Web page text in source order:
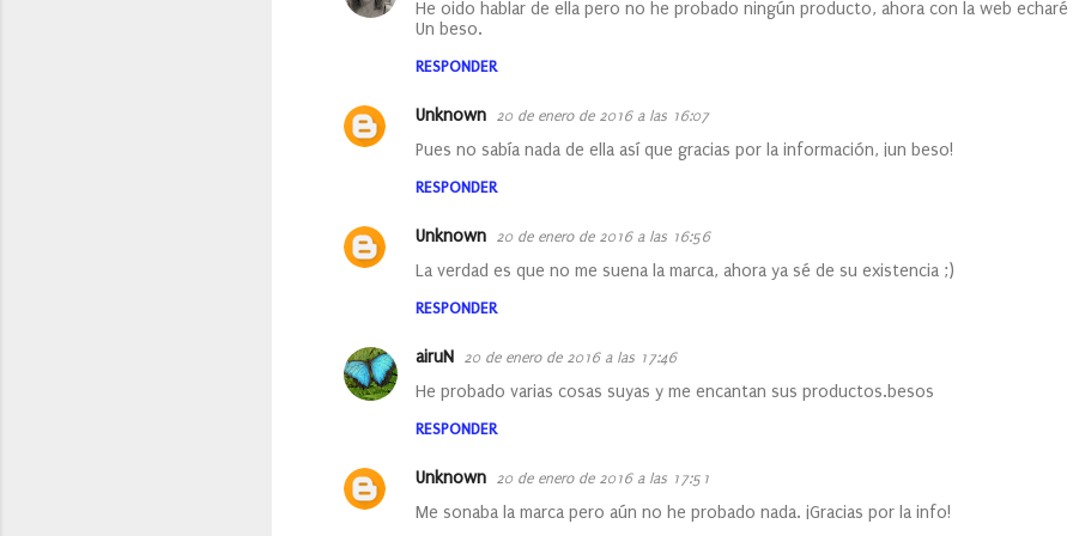
He oido hablar de ella pero no he probado ningún producto, ahora con la web
Un beso.
RESPONDER
Unknown 20 de enero de 2016 a las 16:07
Pues no sabía nada de ella así que gracias por la información, ¡un beso!
RESPONDER
Unknown 20 de enero de 2016 a las 16:56
La verdad es que no me suena la marca, ahora ya sé de su existencia ;)
RESPONDER
airuN 20 de enero de 2016 a las 17:46
He probado varias cosas suyas y me encantan sus productos.besos
RESPONDER
Unknown 20 de enero de 2016 a las 17:51
Me sonaba la marca pero aún no he probado nada. ¡Gracias por la info!